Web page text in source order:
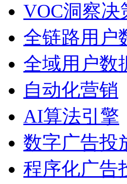
VOC洞察决
全链路用户
全域用户数
自动化营销
AI算法引擎
数字广告投
程序化广告